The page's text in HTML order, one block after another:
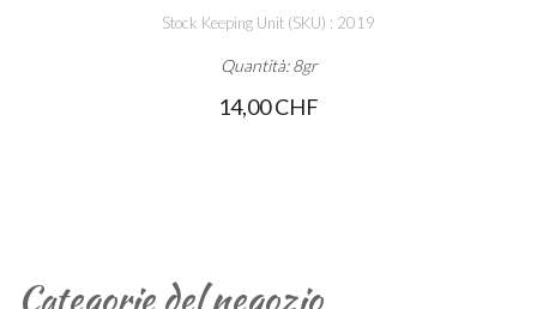
Stock Keeping Unit (SKU) : 2019
Quantità: 8gr
14,00 CHF
Categorie del negozio